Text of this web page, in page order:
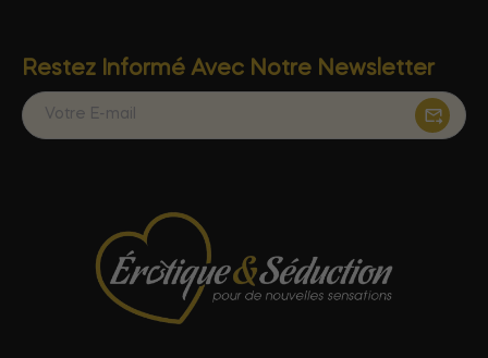
Restez Informé Avec Notre Newsletter